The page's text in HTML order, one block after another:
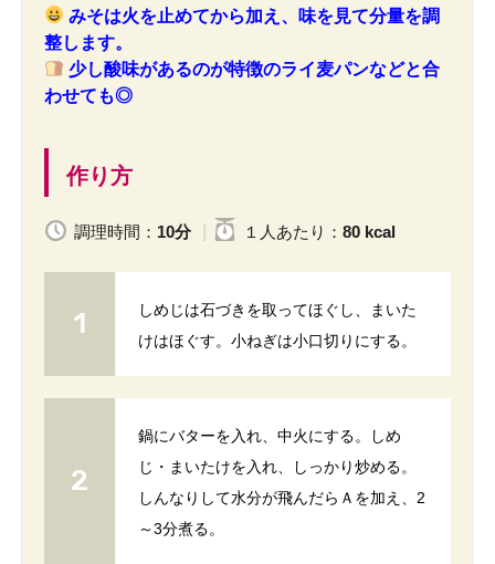
みそは火を止めてから加え、味を見て分量を調
整します。
少し酸味があるのが特徴のライ麦パンなどと合
わせても◎
作り方
調理時間： 10分 １人 あたり ： 80 kcal
しめじは石づきを取ってほぐし、まいた
けはほぐす。小ねぎは小口切りにする。
鍋にバターを入れ、中火にする。しめ
じ・まいたけを入れ、しっかり炒める。
しんなりして水分が飛んだらＡを加え、2
～3分煮る。